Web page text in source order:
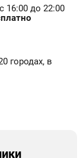
16:00 до 22:00
городах, в